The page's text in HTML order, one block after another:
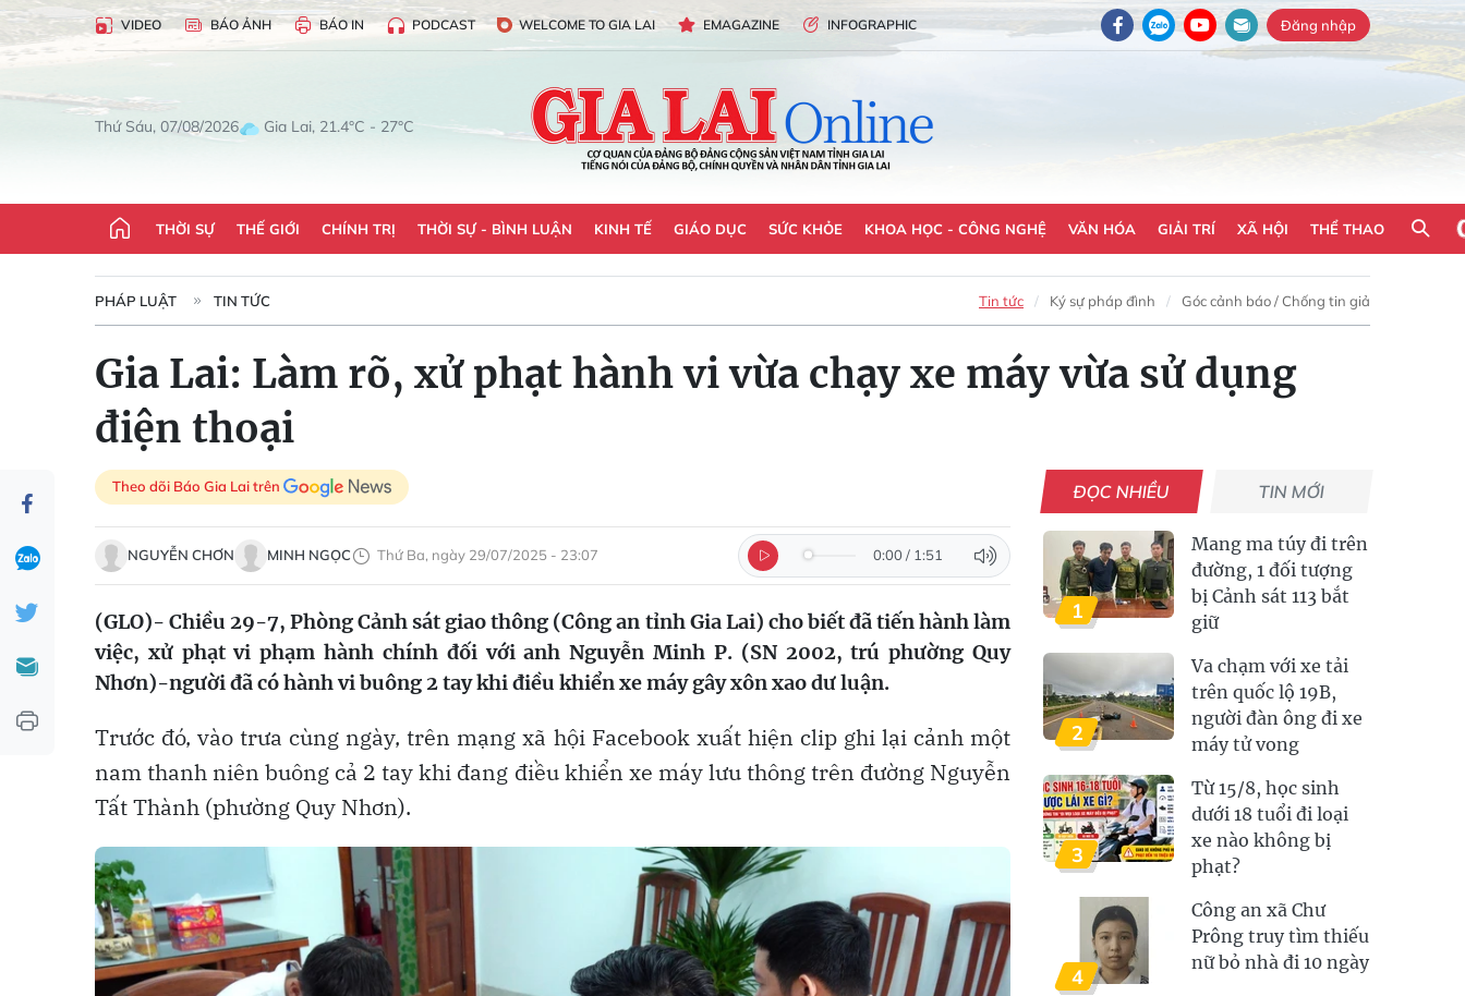
VIDEO BÁO ẢNH BÁO IN PODCAST WELCOME TO GIA LAI EMAGAZINE INFOGRAPHIC Đăng nhập
Thứ Sáu, 07/08/2026 Gia Lai, 21.4°C - 27°C
THỜI SỰ THẾ GIỚI CHÍNH TRỊ THỜI SỰ - BÌNH LUẬN KINH TẾ GIÁO DỤC SỨC KHỎE KHOA HỌC - CÔNG NGHỆ VĂN HÓA GIẢI TRÍ XÃ HỘI THỂ THAO
PHÁP LUẬT TIN TỨC Tin tức Ký sự pháp đình Góc cảnh báo / Chống tin giả
Gia Lai: Làm rõ, xử phạt hành vi vừa chạy xe máy vừa sử dụng
điện thoại
Theo dõi Báo Gia Lai trên
NGUYỄN CHƠN MINH NGỌC Thứ Ba, ngày 29/07/2025 - 23:07 0:00 / 1:51
(GLO)- Chiều 29-7, Phòng Cảnh sát giao thông (Công an tỉnh Gia Lai) cho biết đã tiến hành làm
việc, xử phạt vi phạm hành chính đối với anh Nguyễn Minh P. (SN 2002, trú phường Quy
Nhơn)-người đã có hành vi buông 2 tay khi điều khiển xe máy gây xôn xao dư luận.
Trước đó, vào trưa cùng ngày, trên mạng xã hội Facebook xuất hiện clip ghi lại cảnh một
nam thanh niên buông cả 2 tay khi đang điều khiển xe máy lưu thông trên đường Nguyễn
Tất Thành (phường Quy Nhơn).
ĐỌC NHIỀU TIN MỚI
1
Mang ma túy đi trên
đường, 1 đối tượng
bị Cảnh sát 113 bắt
giữ
2
Va chạm với xe tải
trên quốc lộ 19B,
người đàn ông đi xe
máy tử vong
3
Từ 15/8, học sinh
dưới 18 tuổi đi loại
xe nào không bị
phạt?
4
Công an xã Chư
Prông truy tìm thiếu
nữ bỏ nhà đi 10 ngày